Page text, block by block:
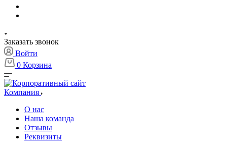
Заказать звонок
Войти
0 Корзина
Компания
О нас
Наша команда
Отзывы
Реквизиты